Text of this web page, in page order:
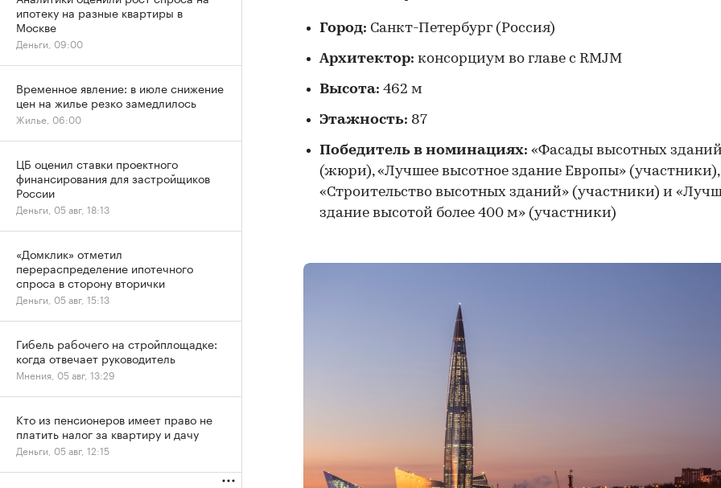
00:00 / 00:00
Город: Санкт-Петербург (Россия)
Архитектор: консорциум во главе с RMJM
Высота: 462 м
Этажность: 87
Победитель в номинациях: «Фасады высотных
(жюри), «Лучшее высотное здание Европы» (участники),
«Строительство высотных зданий» (участники) и
здание высотой более 400 м» (участники)
ипотеку на разные квартиры в
Москве
Деньги, 09:00
Временное явление: в июле снижение
цен на жилье резко замедлилось
Жилье, 06:00
ЦБ оценил ставки проектного
финансирования для застройщиков
России
Деньги, 05 авг, 18:13
«Домклик» отметил
перераспределение ипотечного
спроса в сторону вторички
Деньги, 05 авг, 15:13
Гибель рабочего на стройплощадке:
когда отвечает руководитель
Мнения, 05 авг, 13:29
Кто из пенсионеров имеет право не
платить налог за квартиру и дачу
Деньги, 05 авг, 12:15